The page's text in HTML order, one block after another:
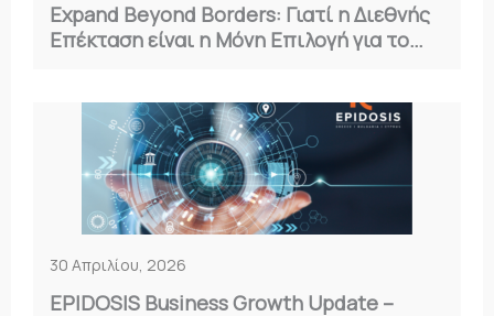
Expand Beyond Borders: Γιατί η Διεθνής
Επέκταση είναι η Μόνη Επιλογή για το
30 Απριλίου, 2026
EPIDOSIS Business Growth Update –